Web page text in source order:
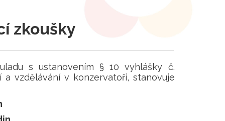
zkoušky
s ustanovením § 10vyhlášky č.
vzdělávání v konzervatoři, stanovuje